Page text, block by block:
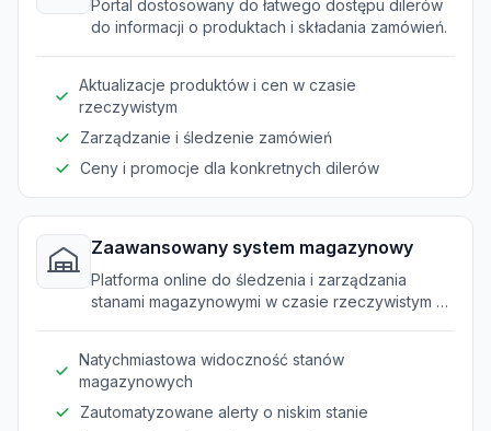
Portal dostosowany do łatwego dostępu dilerów
do informacji o produktach i składania zamówień.
Aktualizacje produktów i cen w czasie
rzeczywistym
Zarządzanie i śledzenie zamówień
Ceny i promocje dla konkretnych dilerów
Zaawansowany system magazynowy
Platforma online do śledzenia i zarządzania
stanami magazynowymi w czasie rzeczywistym na
Natychmiastowa widoczność stanów
magazynowych
Zautomatyzowane alerty o niskim stanie